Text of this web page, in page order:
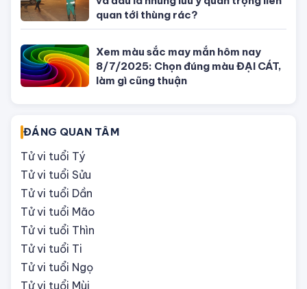
Vì sao không nên ĐỔ RÁC buổi đêm
và đâu là những lưu ý quan trọng liên
quan tới thùng rác?
Xem màu sắc may mắn hôm nay
ĐÁNG QUAN TÂM
Tử vi tuổi Tý
Tử vi tuổi Sửu
Tử vi tuổi Dần
Tử vi tuổi Mão
Tử vi tuổi Thìn
Tử vi tuổi Ti